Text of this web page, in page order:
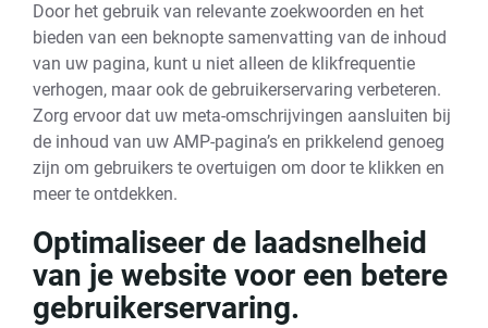
Door het gebruik van relevante zoekwoorden en het
bieden van een beknopte samenvatting van de inhoud
van uw pagina, kunt u niet alleen de klikfrequentie
verhogen, maar ook de gebruikerservaring verbeteren.
Zorg ervoor dat uw meta-omschrijvingen aansluiten bij
de inhoud van uw AMP-pagina’s en prikkelend genoeg
zijn om gebruikers te overtuigen om door te klikken en
meer te ontdekken.
Optimaliseer de laadsnelheid
van je website voor een betere
gebruikerservaring.